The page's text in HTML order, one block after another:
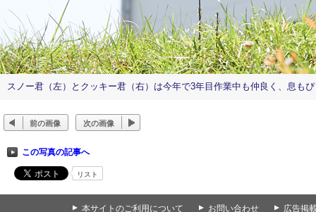
スノー君（左）とクッキー君（右）は今年で3年目作業中も仲良く、息も
前の画像 次の画像
この写真の記事へ
リスト
▲ 本サイトのご利用について ▲ お問い合わせ ▲ 広告掲